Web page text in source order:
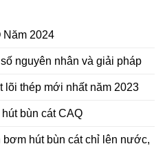
Năm 2024
nguyên nhân và giải pháp
lõi thép mới nhất năm 2023
bùn cát CAQ
hút bùn cát chỉ lên nước,